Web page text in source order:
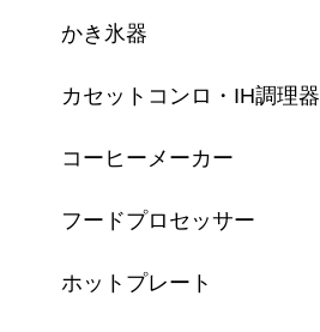
かき氷器
カセットコンロ・IH調理器
コーヒーメーカー
フードプロセッサー
ホットプレート